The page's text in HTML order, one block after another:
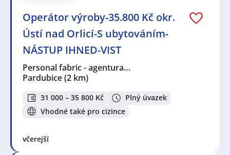
Operátor výroby-35.800 Kč okr.
Ústí nad Orlicí-S ubytováním-
NÁSTUP IHNED-VIST
Personal fabric - agentura…
Pardubice(2 km)
31 000 – 35 800 Kč
Plný úvazek
Vhodné také pro cizince
včerejší